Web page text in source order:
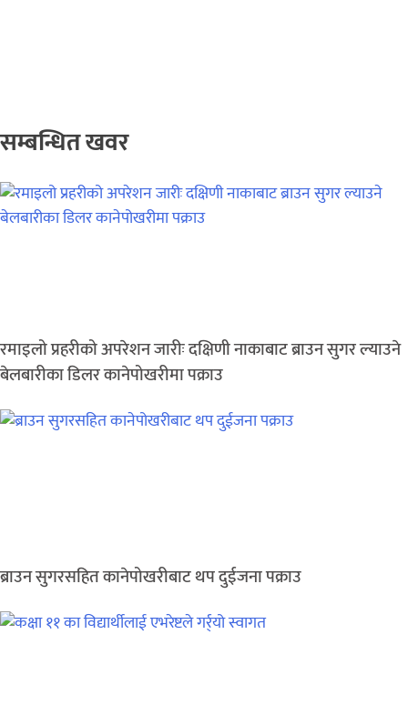
सम्बन्धित खवर
रमाइलो प्रहरीको अपरेशन जारीः दक्षिणी नाकाबाट ब्राउन सुगर ल्याउने
बेलबारीका डिलर कानेपोखरीमा पक्राउ
ब्राउन सुगरसहित कानेपोखरीबाट थप दुईजना पक्राउ